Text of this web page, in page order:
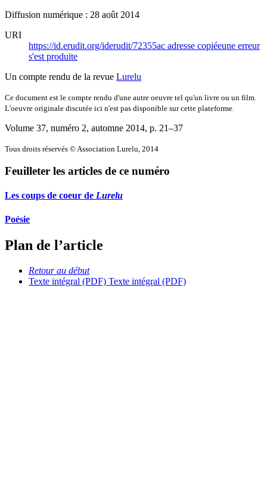
Diffusion numérique : 28 août 2014
URI
https://id.erudit.org/iderudit/72355ac adresse copiéeune erreur
s'est produite
Un compte rendu de la revue Lurelu
Ce document est le compte rendu d'une autre oeuvre tel qu'un livre ou un film.
L'oeuvre originale discutée ici n'est pas disponible sur cette plateforme.
Volume 37, numéro 2, automne 2014, p. 21–37
Tous droits réservés © Association Lurelu, 2014
Feuilleter les articles de ce numéro
Les coups de coeur de Lurelu
Poésie
Plan de l’article
Retour au début
Texte intégral (PDF) Texte intégral (PDF)